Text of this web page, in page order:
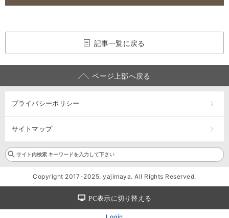
記事一覧に戻る
ページ上部へ戻る
プライバシーポリシー
サイトマップ
Copyright 2017-2025. yajimaya. All Rights Reserved.
PC表示に切り替える